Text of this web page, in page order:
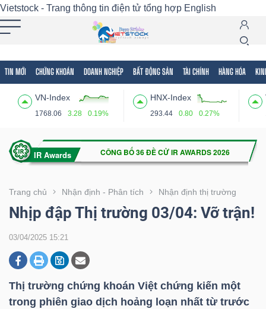
Vietstock - Trang thông tin điện tử tổng hợp English
TIN MỚI CHỨNG KHOÁN DOANH NGHIỆP BẤT ĐỘNG SẢN TÀI CHÍNH HÀNG HÓA
VN-Index
1768.06 3.28 0.19%
HNX-Index
293.44 0.80 0.27%
Trang chủ Nhận định - Phân tích Nhận định thị trường
Nhịp đập Thị trường 03/04: Vỡ trận!
03/04/2025 15:21
Thị trường chứng khoán Việt chứng kiến một
trong phiên giao dịch hoảng loạn nhất từ trước
Tất cả Tính năng Ngành Mã chứng khoán
Tính
(-)
VIETSTOCK
CHỨNG
KHOÁN
DOANH